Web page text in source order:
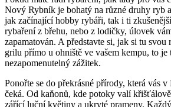
Nový Rybník je bohatý na různé druhy ryb
jak začínající hobby rybáři, tak i ti
rybaření z břehu, nebo z lodičky, úlovek
zapamatován. A představte si, jak si tu svou
grilu přímo u ohniště ve vašem kempu, to je
nezapomenutelný zážitek.
Ponořte se do překrásné přírody, která vás
čeká. Od kaňonů, kde potoky valí
zářící luční květiny a ukryté prameny.